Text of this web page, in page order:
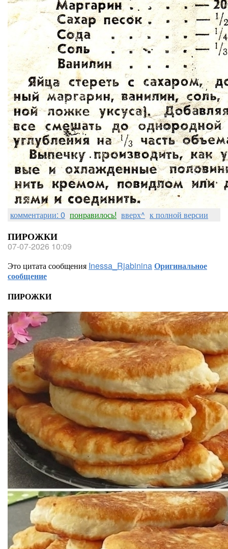
комментарии: 0 понравилось! вверх^ к полной версии
ПИРОЖКИ
07-07-2026 10:09
Это цитата сообщения Inessa_RjabininaОригинальное
сообщение
ПИРОЖКИ